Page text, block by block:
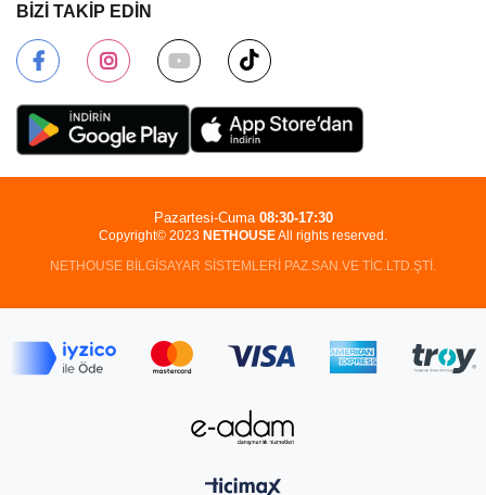
BİZİ TAKİP EDİN
Copyright© 2023 NETHOUSEAll rights reserved.
NETHOUSE BİLGİSAYAR SİSTEMLERİ PAZ.SAN.VE TİC.LTD.ŞTİ.
Pazartesi-Cuma 08:30-17:30